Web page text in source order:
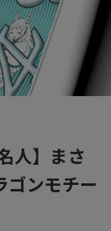
人】まさ
ゴンモチー